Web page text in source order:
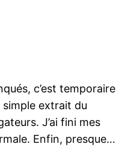
c’est temporaire
extrait du
J’ai fini mes
Enfin, presque…